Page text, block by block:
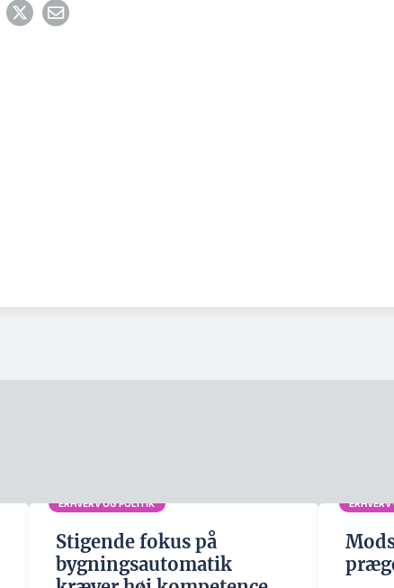
ERHVERV OG POLITIK
Stigende fokus på
bygningsautomatik